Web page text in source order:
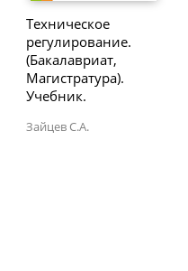
Техническое
регулирование.
(Бакалавриат,
Магистратура).
Учебник.
Зайцев С.А.